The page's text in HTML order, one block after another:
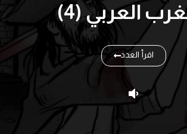
العربي (4)
اقرأ العدد